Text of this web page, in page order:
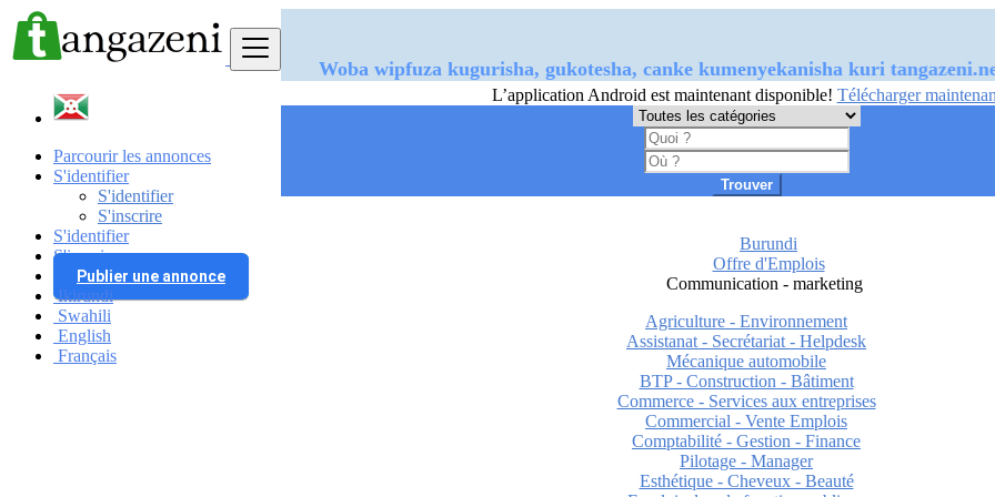
Parcourir les annonces
S'identifier
S'identifier
S'inscrire
S'identifier
S'inscrire
Publier une annonce
Ikirundi
Swahili
English
Français
Woba wipfuza kugurisha, gukotesha, canke kumenyekanisha kuri
L’application Android est maintenant disponible! Télécharger
Trouver
Burundi
Offre d'Emplois
Communication - marketing
Agriculture - Environnement
Assistanat - Secrétariat - Helpdesk
Mécanique automobile
BTP - Construction - Bâtiment
Commerce - Services aux entreprises
Commercial - Vente Emplois
Comptabilité - Gestion - Finance
Pilotage - Manager
Esthétique - Cheveux - Beauté